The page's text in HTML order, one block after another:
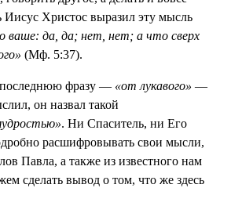
Иисус Христос выразил эту мысль
ваше: да, да; нет, нет; а что сверх
(Мф. 5:37).
фразу — «от лукавого» —
он назвал такой
. Ни Спаситель, ни Его
расшифровывать свои мысли,
Павла, а также из известного нам
сделать вывод о том, что же здесь